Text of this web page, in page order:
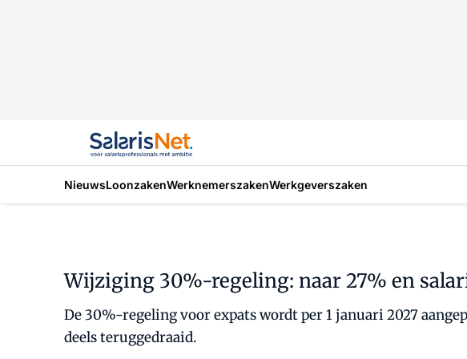
NieuwsLoonzakenWerknemerszakenWerkgeverszaken
Wijziging 30%-regeling: naar 27% en
De 30%-regeling voor expats wordt per 1 januari 2027
deels teruggedraaid.